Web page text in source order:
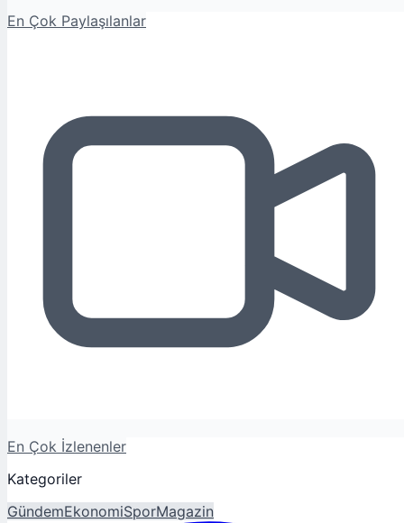
En Çok Paylaşılanlar
En Çok İzlenenler
Kategoriler
GündemEkonomiSporMagazin